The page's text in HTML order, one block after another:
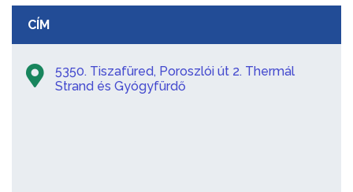
CÍM
5350. Tiszafüred, Poroszlói út 2. Thermál
Strand és Gyógyfürdő